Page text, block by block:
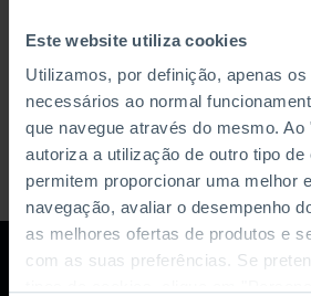
Este website utiliza cookies
Utilizamos, por definição, apenas
necessários ao normal
que navegue através do mesmo. Ao
autoriza a utilização de outro tipo de
permitem proporcionar uma melhor
navegação, avaliar o desempenho
as melhores ofertas de produtos e
com as suas preferências. Se